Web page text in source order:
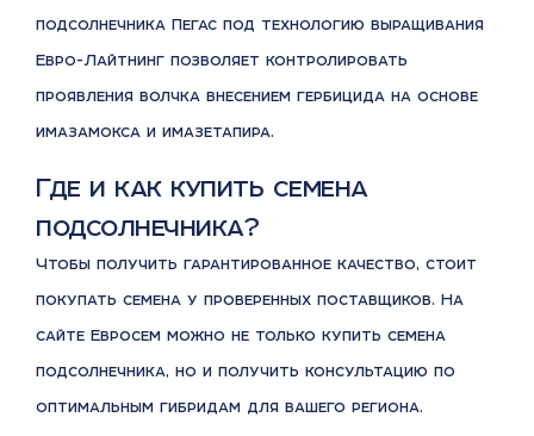
подсолнечника Пегас под технологию выращивания
Евро-Лайтнинг позволяет контролировать
проявления волчка внесением гербицида на основе
имазамокса и имазетапира.
Где и как купить семена
подсолнечника?
Чтобы получить гарантированное качество, стоит
покупать семена у проверенных поставщиков. На
сайте Евросем можно не только купить семена
подсолнечника, но и получить консультацию по
оптимальным гибридам для вашего региона.